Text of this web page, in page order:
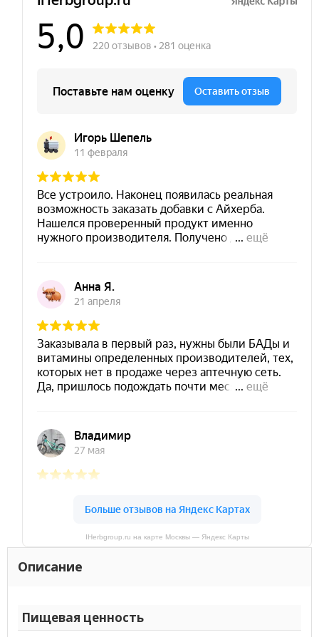
IHerbgroup.ru на карте Москвы — Яндекс Карты
Описание
Пищевая ценность